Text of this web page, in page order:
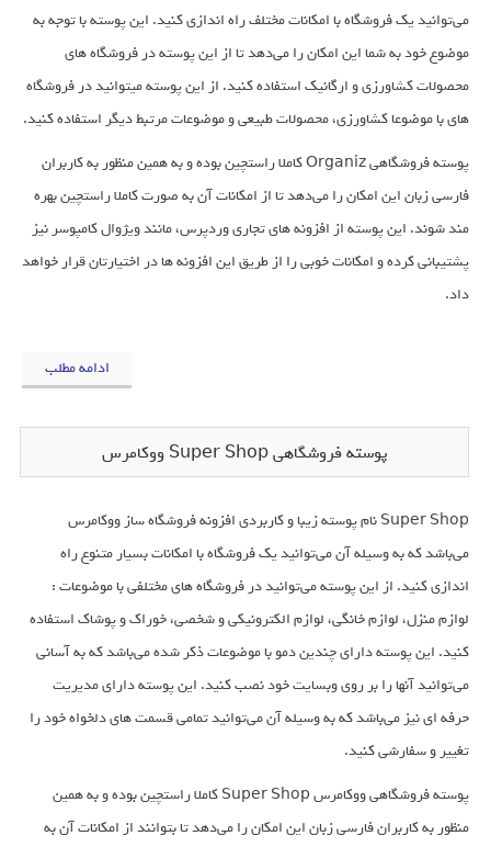
می‌توانید یک فروشگاه با امکانات مختلف راه اندازی کنید. این پوسته با توجه به
موضوع خود به شما این امکان را می‌دهد تا از این پوسته در فروشگاه های
محصولات کشاورزی و ارگانیک استفاده کنید. از این پوسته میتوانید در فروشگاه
های با موضوعا کشاورزی، محصولات طبیعی و موضوعات مرتبط دیگر استفاده کنید.
پوسته فروشگاهی Organiz کاملا راستچین بوده و به همین منظور به کاربران
فارسی زبان این امکان را می‌دهد تا از امکانات آن به صورت کاملا راستچین بهره
مند شوند. این پوسته از افزونه های تجاری وردپرس، مانند ویژوال کامپوسر نیز
پشتیبانی کرده و امکانات خوبی را از طریق این افزونه ها در اختیارتان قرار خواهد
داد.
ادامه مطلب
پوسته فروشگاهی Super Shop ووکامرس
Super Shop نام پوسته زیبا و کاربردی افزونه فروشگاه ساز ووکامرس
می‌باشد که به وسیله آن می‌توانید یک فروشگاه با امکانات بسیار متنوع راه
اندازی کنید. از این پوسته می‌توانید در فروشگاه های مختلفی با موضوعات :
لوازم منزل، لوازم خانگی، لوازم الکترونیکی و شخصی، خوراک و پوشاک استفاده
کنید. این پوسته دارای چندین دمو با موضوعات ذکر شده می‌باشد که به آسانی
می‌توانید آنها را بر روی وبسایت خود نصب کنید. این پوسته دارای مدیریت
حرفه ای نیز می‌باشد که به وسیله آن می‌توانید تمامی قسمت های دلخواه خود را
تغییر و سفارشی کنید.
پوسته فروشگاهی ووکامرس Super Shop کاملا راستچین بوده و به همین
منظور به کاربران فارسی زبان این امکان را می‌دهد تا بتوانند از امکانات آن به